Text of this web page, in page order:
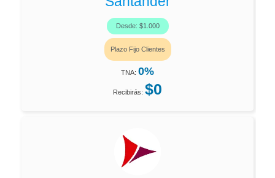
Desde: $1.000
Plazo Fijo Clientes
TNA: 0%
Recibirás: $0